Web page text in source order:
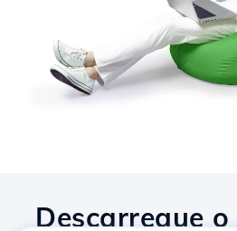
Descarregue